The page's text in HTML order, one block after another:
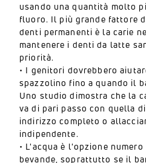
usando una quantità molto
fluoro. Il più grande fattore
denti permanenti è la carie
mantenere i denti da latte
priorità.
• I genitori dovrebbero
spazzolino fino a quando il
Uno studio dimostra che la
va di pari passo con quella
indirizzo completo o
indipendente.
• L'acqua è l'opzione
bevande, soprattutto se il